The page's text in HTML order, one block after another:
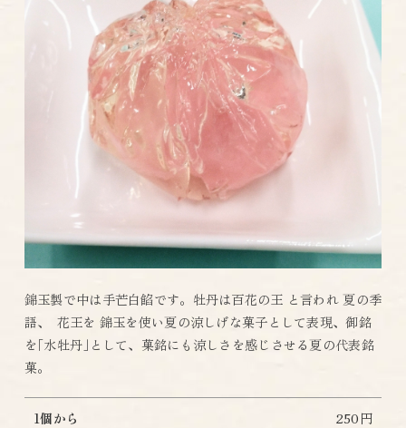
錦玉製で中は手芒白餡です。牡丹は百花の王 と言われ 夏の季
語､ 花王を 錦玉を使い夏の涼しげな菓子として表現、御銘
を｢水牡丹｣として、菓銘にも涼しさを感じさせる夏の代表銘
菓。
1個から 250円